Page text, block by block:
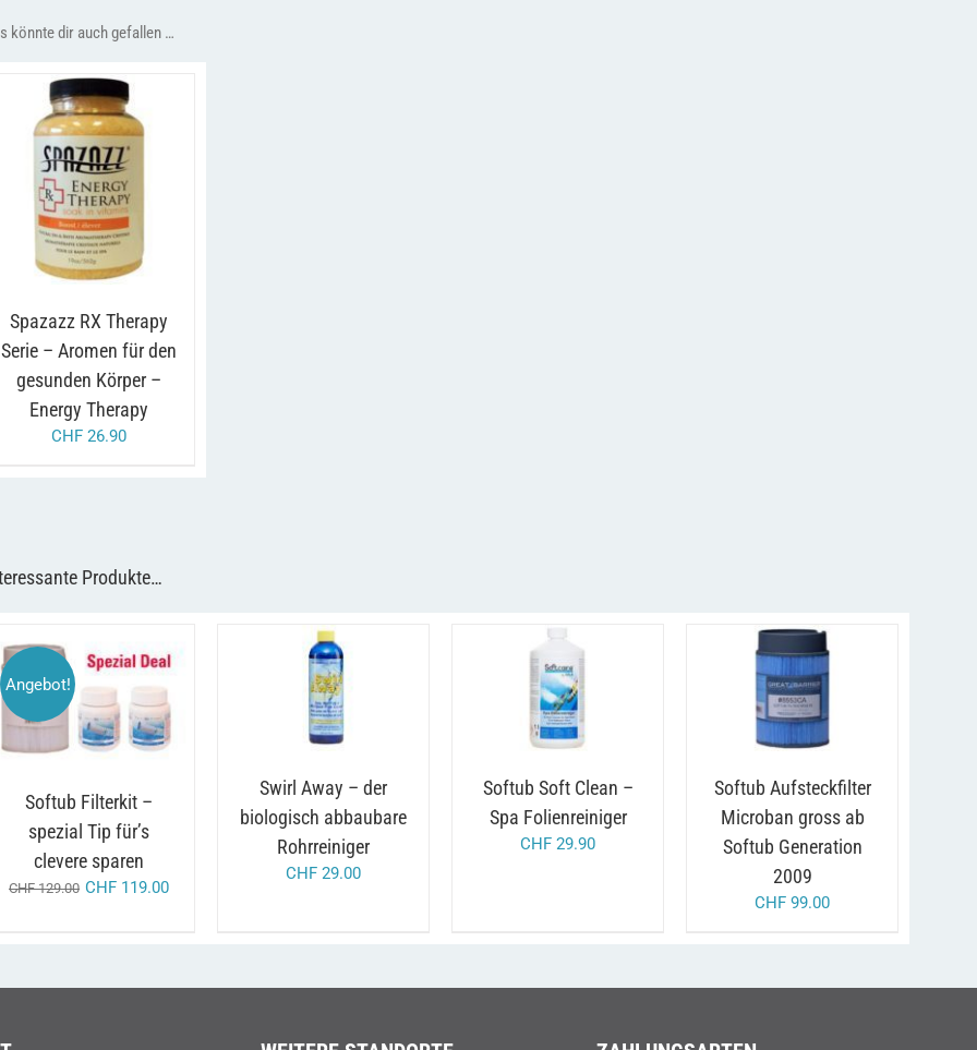
könnte dir auch gefallen …
IN DEN WARENKORB
DETAILS
Spazazz RX Therapy
Serie – Aromen für den
gesunden Körper –
Energy Therapy
CHF 26.90
Produkte…
Angebot!
AUSFÜHRUNG WÄHLEN
DIESES
PRODUKT
WEIST
AUF.
DIE
OPTIONEN
KÖNNEN
AUF
DETAILS
Softub Filterkit –
spezial Tip für’s
clevere sparen
CHF129.00 CHF 119.00
IN DEN WARENKORB
DETAILS
Swirl Away – der
biologisch abbaubare
Rohrreiniger
CHF 29.00
IN DEN WARENKORB
DETAILS
Softub Soft Clean –
Spa Folienreiniger
CHF 29.90
IN DEN WARENKORB
DETAILS
Softub Aufsteckfilter
Microban gross ab
Softub Generation
2009
CHF 99.00